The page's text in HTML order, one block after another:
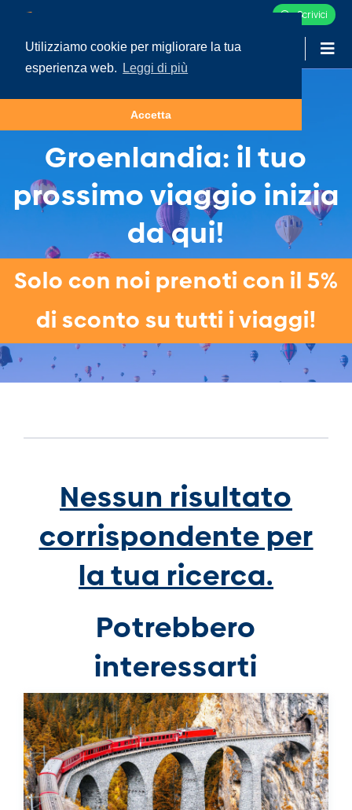
Utilizziamo cookie per migliorare la tua
esperienza web.
Leggi di più
Accetta
Scrivici
Tour e Vacanze in
Groenlandia: il tuo
prossimo viaggio inizia
da qui!
Solo con noi prenoti con il 5%
di sconto su tutti i viaggi!
Nessun risultato
corrispondente per
la tua ricerca.
Potrebbero
interessarti